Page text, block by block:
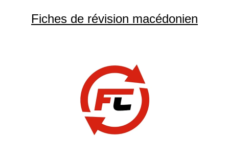
Fiches de révision macédonien